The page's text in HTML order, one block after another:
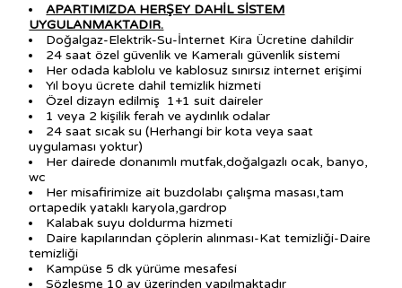
APARTIMIZDA HERŞEY DAHİL SİSTEM
UYGULANMAKTADIR.
Doğalgaz-Elektrik-Su-İnternet Kira Ücretine dahildir
24 saat özel güvenlik ve Kameralı güvenlik sistemi
Her odada kablolu ve kablosuz sınırsız internet erişimi
Yıl boyu ücrete dahil temizlik hizmeti
Özel dizayn edilmiş 1+1 suit daireler
1 veya 2 kişilik ferah ve aydınlık odalar
24 saat sıcak su (Herhangi bir kota veya saat
uygulaması yoktur)
Her dairede donanımlı mutfak,doğalgazlı ocak, banyo,
wc
Her misafirimize ait buzdolabı çalışma masası,tam
ortapedik yataklı karyola,gardrop
Kalabak suyu doldurma hizmeti
Daire kapılarından çöplerin alınması-Kat temizliği-Daire
temizliği
Kampüse 5 dk yürüme mesafesi
Sözleşme 10 ay üzerinden yapılmaktadır